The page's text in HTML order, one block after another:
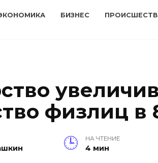
БИЗНЕС
физлиц в
НА ЧТЕНИЕ
4 мин